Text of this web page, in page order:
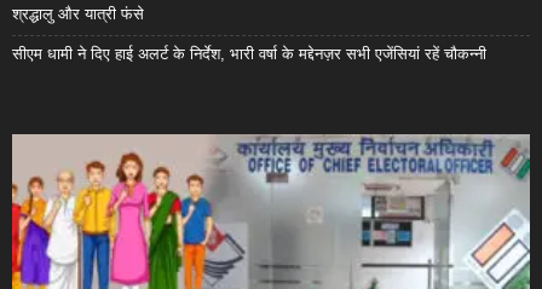
श्रद्धालु और यात्री फंसे
सीएम धामी ने दिए हाई अलर्ट के निर्देश, भारी वर्षा के मद्देनज़र सभी एजेंसियां रहें चौकन्नी